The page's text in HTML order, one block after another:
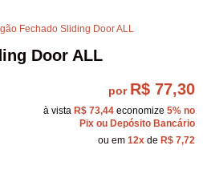
Fechado Sliding Door ALL
Door ALL
por R$ 77,30
à vista R$ 73,44 economize 5% no
Pix ou Depósito Bancário
ou em 12x de R$ 7,72